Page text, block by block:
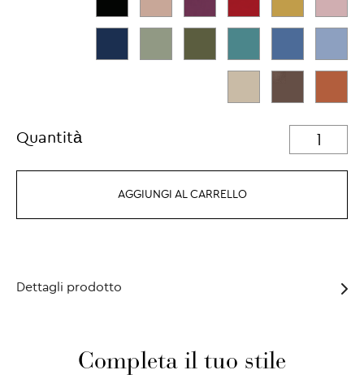
Quantità
AGGIUNGI AL CARRELLO
Dettagli prodotto
Completa il tuo stile